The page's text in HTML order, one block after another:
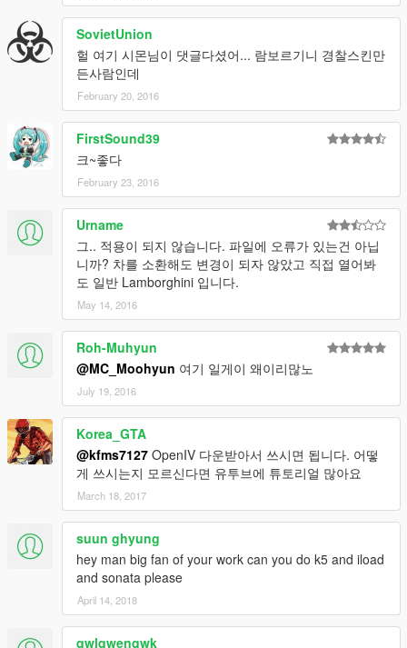
SovietUnion
헐 여기 시몬님이 댓글다셨어... 람보르기니 경찰스킨만
든사람인데
February 20, 2016
FirstSound39
크~좋다
February 23, 2016
Urname
그.. 적용이 되지 않습니다. 파일에 오류가 있는건 아닙
니까? 차를 소환해도 변경이 되자 않았고 직접 열어봐
도 일반 Lamborghini 입니다.
May 14, 2016
Roh-Muhyun
@MC_Moohyun 여기 일게이 왜이리많노
July 19, 2016
Korea_GTA
@kfms7127 OpenIV 다운받아서 쓰시면 됩니다. 어떻
게 쓰시는지 모르신다면 유투브에 튜토리얼 많아요
March 18, 2017
suun ghyung
hey man big fan of your work can you do k5 and iload
and sonata please
April 14, 2018
qwlqwenqwk